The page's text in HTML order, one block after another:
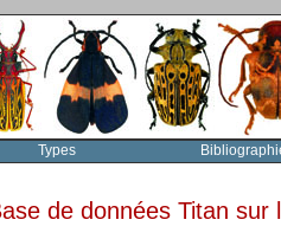
Types
de données Titan